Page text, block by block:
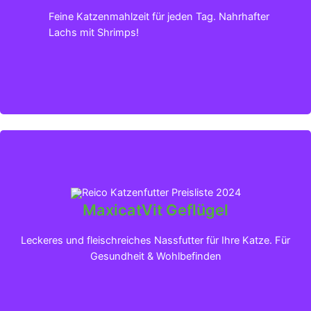
Feine Katzenmahlzeit für jeden Tag. Nahrhafter
Lachs mit Shrimps!
Klicken für mehr Infos
MaxicatVit Geflügel
Leckeres und fleischreiches Nassfutter für Ihre Katze. Für
Gesundheit & Wohlbefinden
Klicken für mehr Infos